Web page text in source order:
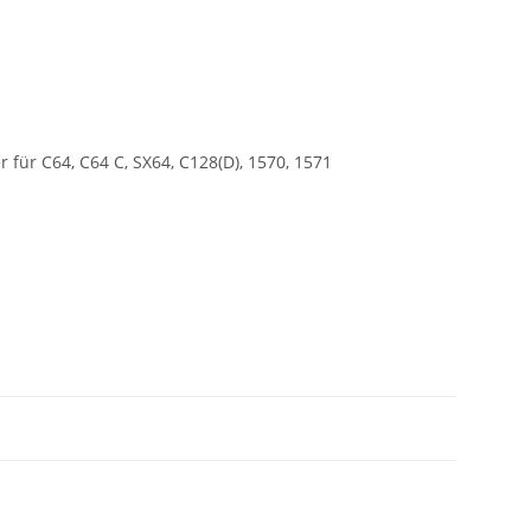
C64, C64 C, SX64, C128(D), 1570, 1571